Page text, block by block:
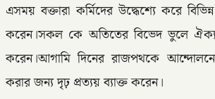
এসময় বক্তারা কর্মিদের উদ্ধেশ্যে করে
করেন।সকল কে অতিতের বিভেদ ভুলে ঐক্য
করেন।আগামি দিনের রাজপথকে
করার জন্য দৃঢ় প্রত্যয় ব্যাক্ত করেন।